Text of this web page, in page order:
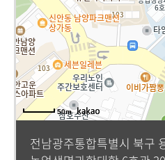
50m
전남광주통합특별시 북구